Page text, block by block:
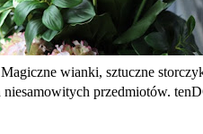
wianki, sztuczne
przedmiotów.